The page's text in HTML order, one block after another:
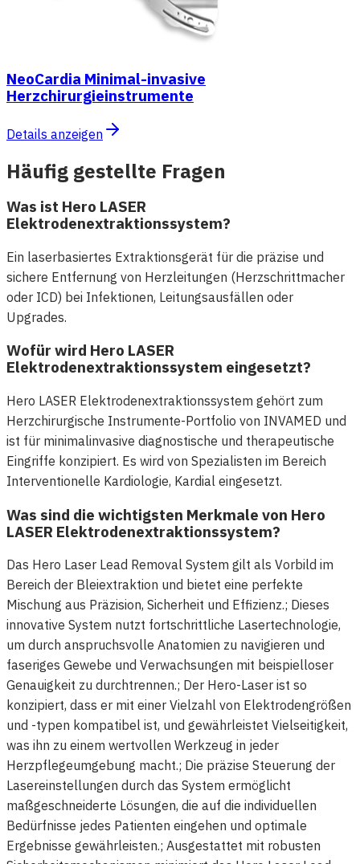
NeoCardia Minimal-invasive
Herzchirurgieinstrumente
Details anzeigen
Häufig gestellte Fragen
Was ist Hero LASER
Elektrodenextraktionssystem?
Ein laserbasiertes Extraktionsgerät für die präzise und
sichere Entfernung von Herzleitungen (Herzschrittmacher
oder ICD) bei Infektionen, Leitungsausfällen oder
Upgrades.
Wofür wird Hero LASER
Elektrodenextraktionssystem eingesetzt?
Hero LASER Elektrodenextraktionssystem gehört zum
Herzchirurgische Instrumente-Portfolio von INVAMED und
ist für minimalinvasive diagnostische und therapeutische
Eingriffe konzipiert. Es wird von Spezialisten im Bereich
Interventionelle Kardiologie, Kardial eingesetzt.
Was sind die wichtigsten Merkmale von Hero
LASER Elektrodenextraktionssystem?
Das Hero Laser Lead Removal System gilt als Vorbild im
Bereich der Bleiextraktion und bietet eine perfekte
Mischung aus Präzision, Sicherheit und Effizienz.; Dieses
innovative System nutzt fortschrittliche Lasertechnologie,
um durch anspruchsvolle Anatomien zu navigieren und
faseriges Gewebe und Verwachsungen mit beispielloser
Genauigkeit zu durchtrennen.; Der Hero-Laser ist so
konzipiert, dass er mit einer Vielzahl von Elektrodengrößen
und -typen kompatibel ist, und gewährleistet Vielseitigkeit,
was ihn zu einem wertvollen Werkzeug in jeder
Herzpflegeumgebung macht.; Die präzise Steuerung der
Lasereinstellungen durch das System ermöglicht
maßgeschneiderte Lösungen, die auf die individuellen
Bedürfnisse jedes Patienten eingehen und optimale
Ergebnisse gewährleisten.; Ausgestattet mit robusten